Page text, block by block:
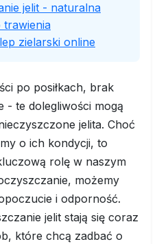
jelit - naturalna
trawienia
zielarski online
po posiłkach, brak
- te dolegliwości mogą
jelita. Choć
o ich kondycji, to
rolę w naszym
możemy
i odporność.
jelit stają się coraz
które chcą zadbać o